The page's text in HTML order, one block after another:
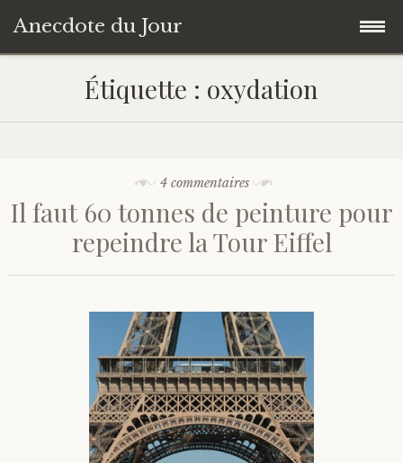
Anecdote du Jour
contenu
Livres de Culture Générale
Étiquette : oxydation
4 commentaires
Il faut 60 tonnes de peinture pour
repeindre la Tour Eiffel